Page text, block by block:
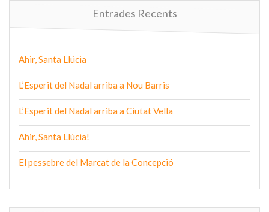
Entrades Recents
Ahir, Santa Llúcia
L’Esperit del Nadal arriba a Nou Barris
L’Esperit del Nadal arriba a Ciutat Vella
Ahir, Santa Llúcia!
El pessebre del Marcat de la Concepció